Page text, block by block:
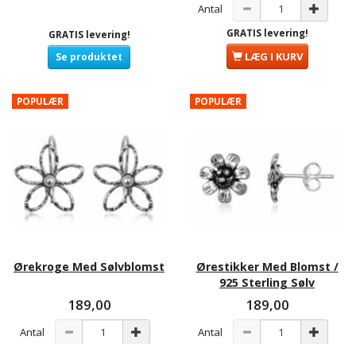
GRATIS levering!
Se produktet
Antal
GRATIS levering!
LÆG I KURV
POPULÆR
Ørekroge Med Sølvblomst
189,00
Antal
POPULÆR
Ørestikker Med Blomst /
925 Sterling Sølv
189,00
Antal